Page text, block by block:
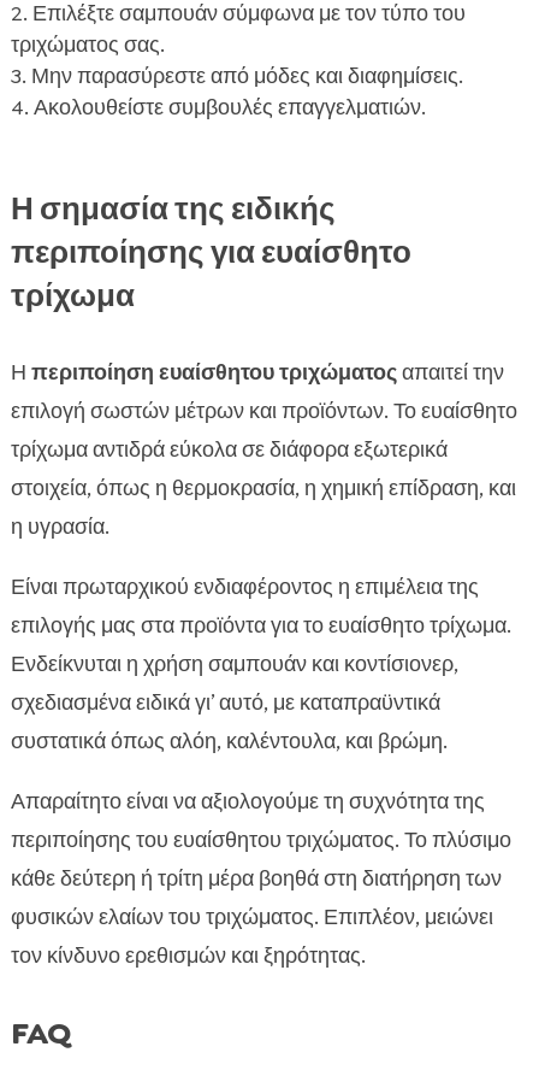
Επιλέξτε σαμπουάν σύμφωνα με τον τύπο του
τριχώματος σας.
Μην παρασύρεστε από μόδες και διαφημίσεις.
Ακολουθείστε συμβουλές επαγγελματιών.
Η σημασία της ειδικής
περιποίησης για ευαίσθητο
τρίχωμα
Η περιποίηση ευαίσθητου τριχώματοςαπαιτεί την
επιλογή σωστών μέτρων και προϊόντων. Το ευαίσθητο
τρίχωμα αντιδρά εύκολα σε διάφορα εξωτερικά
στοιχεία, όπως η θερμοκρασία, η χημική επίδραση, και
η υγρασία.
Είναι πρωταρχικού ενδιαφέροντος η επιμέλεια της
επιλογής μας στα προϊόντα για το ευαίσθητο τρίχωμα.
Ενδείκνυται η χρήση σαμπουάν και κοντίσιονερ,
σχεδιασμένα ειδικά γι’ αυτό, με καταπραϋντικά
συστατικά όπως αλόη, καλέντουλα, και βρώμη.
Απαραίτητο είναι να αξιολογούμε τη συχνότητα της
περιποίησης του ευαίσθητου τριχώματος. Το πλύσιμο
κάθε δεύτερη ή τρίτη μέρα βοηθά στη διατήρηση των
φυσικών ελαίων του τριχώματος. Επιπλέον, μειώνει
τον κίνδυνο ερεθισμών και ξηρότητας.
FAQ